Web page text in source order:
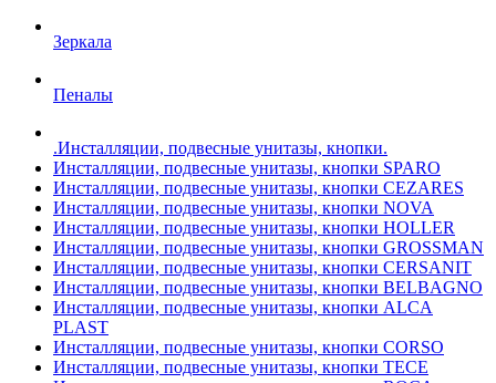
Зеркала
Пеналы
.Инсталляции, подвесные унитазы, кнопки.
Инсталляции, подвесные унитазы, кнопки SPARO
Инсталляции, подвесные унитазы, кнопки CEZARES
Инсталляции, подвесные унитазы, кнопки NOVA
Инсталляции, подвесные унитазы, кнопки HOLLER
Инсталляции, подвесные унитазы, кнопки GROSSMAN
Инсталляции, подвесные унитазы, кнопки CERSANIT
Инсталляции, подвесные унитазы, кнопки BELBAGNO
Инсталляции, подвесные унитазы, кнопки ALCA
PLAST
Инсталляции, подвесные унитазы, кнопки CORSO
Инсталляции, подвесные унитазы, кнопки TECE